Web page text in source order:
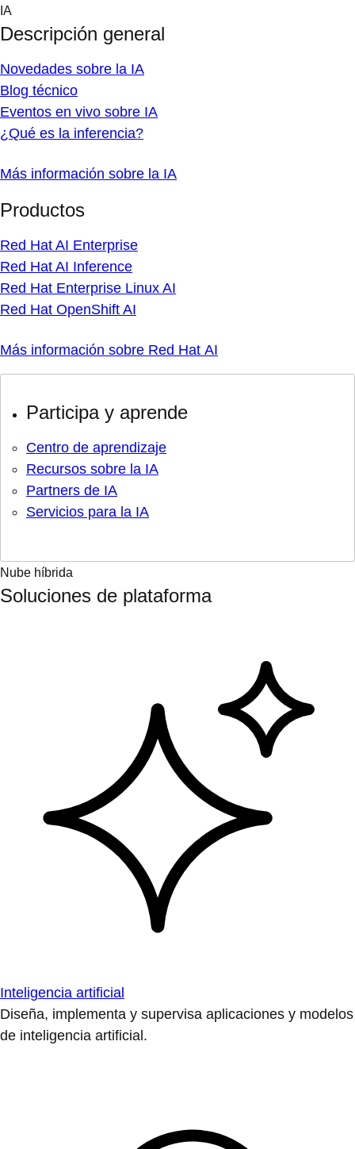
Skip
content
IA
Descripción general
Novedades sobre la IA
Blog técnico
Eventos en vivo sobre IA
¿Qué es la inferencia?
Más información sobre la IA
Productos
Red Hat AI Enterprise
Red Hat AI Inference
Red Hat Enterprise Linux AI
Red Hat OpenShift AI
Más información sobre Red Hat AI
Participa y aprende
Centro de aprendizaje
Recursos sobre la IA
Partners de IA
Servicios para la IA
Nube híbrida
Soluciones de plataforma
Inteligencia artificial
Diseña, implementa y supervisa aplicaciones y modelos
de inteligencia artificial.